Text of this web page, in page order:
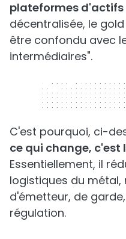
plateformes d'actifs
décentralisée, le
être confondu avec
intermédiaires".
320 x 50
C'est pourquoi, ci-
ce qui change, c'est
Essentiellement, il
logistiques du
d'émetteur, de
régulation.